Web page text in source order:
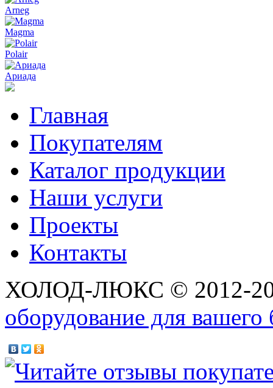
Arneg
Magma
Polair
Ариада
Главная
Покупателям
Каталог продукции
Наши услуги
Проекты
Контакты
ХОЛОД-ЛЮКС © 2012-
оборудование для вашего